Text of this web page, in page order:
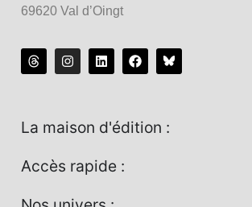
69620 Val d’Oingt
La maison d'édition :
Accès rapide :